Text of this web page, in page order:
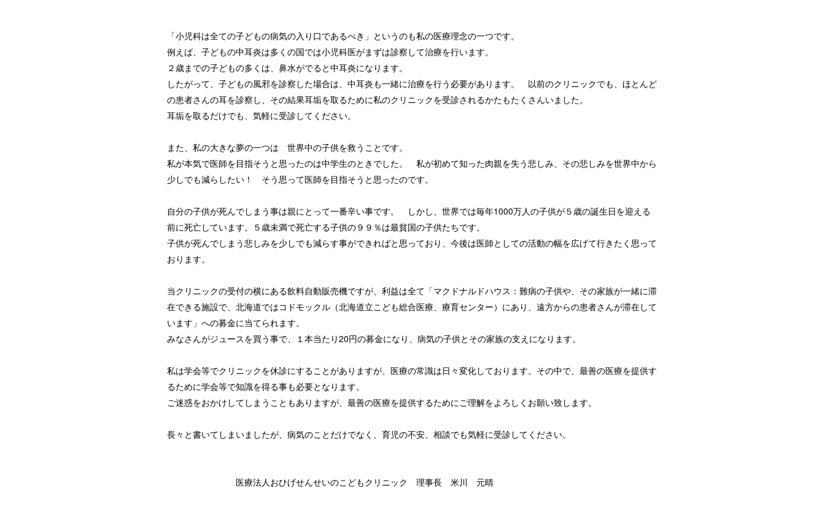
「小児科は全ての子どもの病気の入り口であるべき」というのも私の医療理念の一つです。
例えば、子どもの中耳炎は多くの国では小児科医がまずは診察して治療を行います。
２歳までの子どもの多くは、鼻水がでると中耳炎になります。
したがって、子どもの風邪を診察した場合は、中耳炎も一緒に治療を行う必要があります。 以前のクリニックでも、ほとんど
の患者さんの耳を診察し、その結果耳垢を取るために私のクリニックを受診されるかたもたくさんいました。
耳垢を取るだけでも、気軽に受診してください。
また、私の大きな夢の一つは 世界中の子供を救うことです。
私が本気で医師を目指そうと思ったのは中学生のときでした。 私が初めて知った肉親を失う悲しみ、その悲しみを世界中から
少しでも減らしたい！ そう思って医師を目指そうと思ったのです。
自分の子供が死んでしまう事は親にとって一番辛い事です。 しかし、世界では毎年1000万人の子供が５歳の誕生日を迎える
前に死亡しています。５歳未満で死亡する子供の９９％は最貧国の子供たちです。
子供が死んでしまう悲しみを少しでも減らす事ができればと思っており、今後は医師としての活動の幅を広げて行きたく思って
おります。
当クリニックの受付の横にある飲料自動販売機ですが、利益は全て「マクドナルドハウス：難病の子供や、その家族が一緒に滞
在できる施設で、北海道ではコドモックル（北海道立こども総合医療、療育センター）にあり、遠方からの患者さんが滞在して
います」への募金に当てられます。
みなさんがジュースを買う事で、１本当たり20円の募金になり、病気の子供とその家族の支えになります。
私は学会等でクリニックを休診にすることがありますが、医療の常識は日々変化しております。その中で、最善の医療を提供す
るために学会等で知識を得る事も必要となります。
ご迷惑をおかけしてしまうこともありますが、最善の医療を提供するためにご理解をよろしくお願い致します。
長々と書いてしまいましたが、病気のことだけでなく、育児の不安、相談でも気軽に受診してください。
医療法人おひげせんせいのこどもクリニック 理事長 米川 元晴